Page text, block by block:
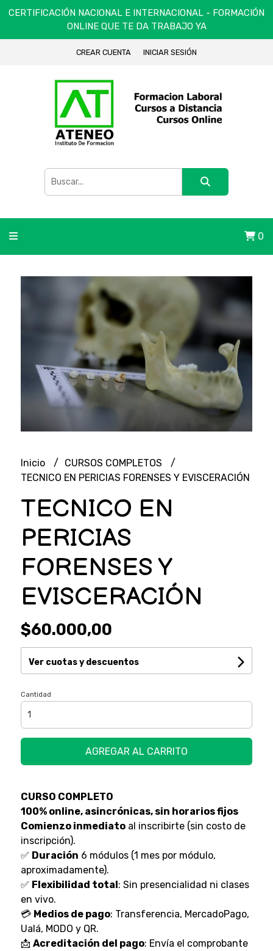
CERTIFICACIÓN NACIONAL E INTERNACIONAL - FORMACIÓN
ONLINE QUE TE DA TRABAJO YA
CREAR CUENTA INICIAR SESIÓN
0
Inicio
CURSOS COMPLETOS
TECNICO EN PERICIAS FORENSES Y EVISCERACIÓN
TECNICO EN
PERICIAS
FORENSES Y
EVISCERACIÓN
$60.000,00
Ver cuotas y descuentos
Cantidad
AGREGAR AL CARRITO
CURSO COMPLETO
100% online, asincrónicas, sin horarios fijos
Comienzo inmediatoal inscribirte (sin costo de
inscripción).
✅ Duración 6 módulos (1 mes por módulo,
aproximadamente).
✅ Flexibilidad total: Sin presencialidad ni clases
en vivo.
💳 Medios de pago: Transferencia, MercadoPago,
Ualá, MODO y QR.
📩 Acreditación del pago: Envía el comprobante